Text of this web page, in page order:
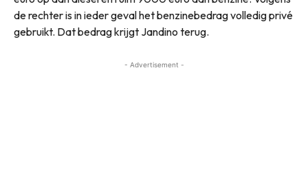
de rechter is in ieder geval het benzinebedrag volledig privé
gebruikt. Dat bedrag krijgt Jandino terug.
- Advertisement -